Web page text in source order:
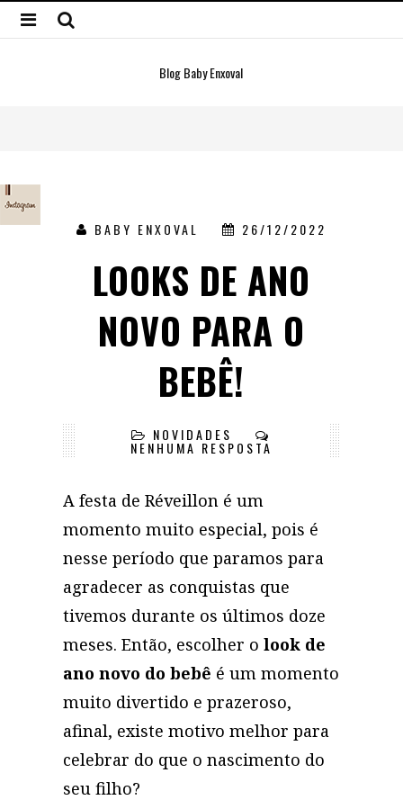
Blog Baby Enxoval
BABY ENXOVAL 26/12/2022
LOOKS DE ANO
NOVO PARA O
BEBÊ!
NOVIDADES
NENHUMA RESPOSTA
A festa de Réveillon é um
momento muito especial, pois é
nesse período que paramos para
agradecer as conquistas que
tivemos durante os últimos doze
meses. Então, escolher o look de
ano novo do bebê é um momento
muito divertido e prazeroso,
afinal, existe motivo melhor para
celebrar do que o nascimento do
seu filho?